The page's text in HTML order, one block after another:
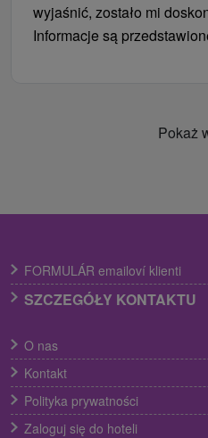
wyjaśnić, zostało mi
Informacje są
Pokaż
FORMULÁR emailoví klienti
SZCZEGÓŁY KONTAKTU
O nas
Kontakt
Polityka prywatności
Zaloguj się do hoteli